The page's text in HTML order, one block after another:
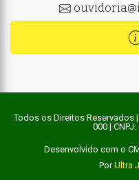
Todos os Direitos Reservados |
000 |
Desenvolvido com o
PorUltra